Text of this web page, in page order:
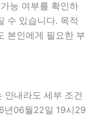
능 여부를 확인하
수 있습니다. 목적
본인에게 필요한 부
안내라도 세부 조건
년06월22일 19시29